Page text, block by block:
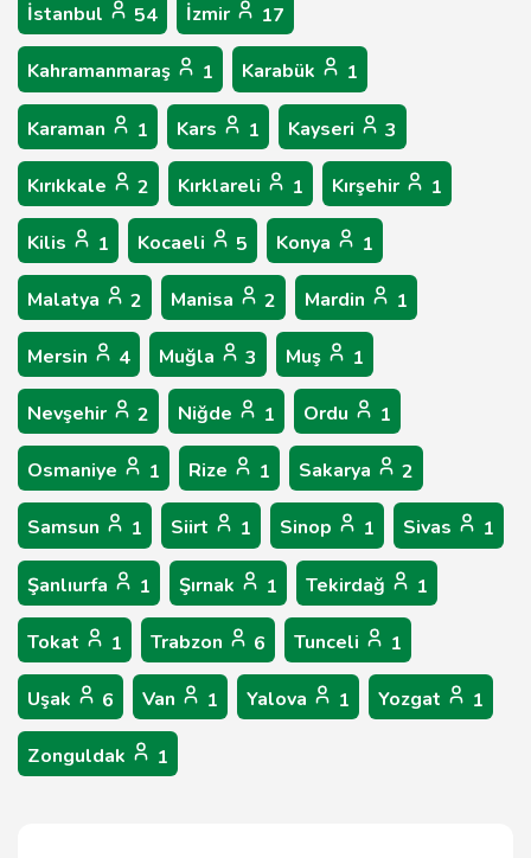
İstanbul 54 İzmir 17
Kahramanmaraş 1 Karabük 1
Karaman 1 Kars 1 Kayseri 3
Kırıkkale 2 Kırklareli 1 Kırşehir 1
Kilis 1 Kocaeli 5 Konya 1
Malatya 2 Manisa 2 Mardin 1
Mersin 4 Muğla 3 Muş 1
Nevşehir 2 Niğde 1 Ordu 1
Osmaniye 1 Rize 1 Sakarya 2
Samsun 1 Siirt 1 Sinop 1 Sivas 1
Şanlıurfa 1 Şırnak 1 Tekirdağ 1
Tokat 1 Trabzon 6 Tunceli 1
Uşak 6 Van 1 Yalova 1 Yozgat 1
Zonguldak 1